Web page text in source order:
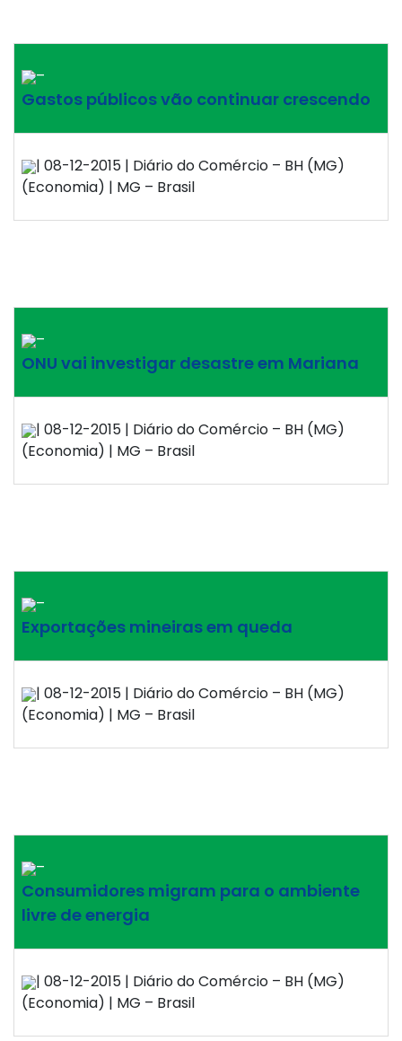
–
Gastos públicos vão continuar crescendo
| 08-12-2015 | Diário do Comércio – BH (MG)
(Economia) | MG – Brasil
–
ONU vai investigar desastre em Mariana
| 08-12-2015 | Diário do Comércio – BH (MG)
(Economia) | MG – Brasil
–
Exportações mineiras em queda
| 08-12-2015 | Diário do Comércio – BH (MG)
(Economia) | MG – Brasil
–
Consumidores migram para o ambiente
livre de energia
| 08-12-2015 | Diário do Comércio – BH (MG)
(Economia) | MG – Brasil